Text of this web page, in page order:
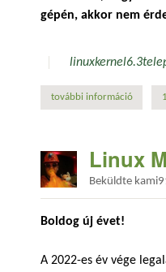
gépén, akkor nem
linuxkernel6.3
további információ
Linux
Beküldte
Boldog új évet!
A 2022-es év vége